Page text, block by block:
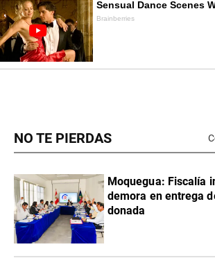
NO TE PIERDAS
Moquegua: Fiscalía
demora en entrega
donada